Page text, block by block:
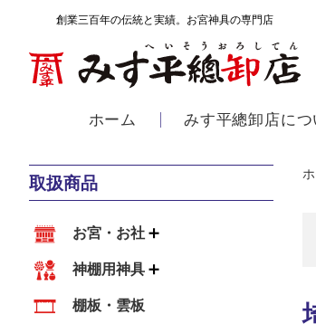
創業三百年の伝統と実績。お宮神具の専門店
ホーム みす平總卸店につ
取扱商品
お宮・お社
神棚用神具
棚板・雲板